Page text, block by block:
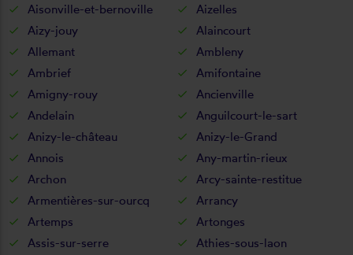
Aisonville-et-bernoville
Aizelles
Aizy-jouy
Alaincourt
Allemant
Ambleny
Ambrief
Amifontaine
Amigny-rouy
Ancienville
Andelain
Anguilcourt-le-sart
Anizy-le-château
Anizy-le-Grand
Annois
Any-martin-rieux
Archon
Arcy-sainte-restitue
Armentières-sur-ourcq
Arrancy
Artemps
Artonges
Assis-sur-serre
Athies-sous-laon